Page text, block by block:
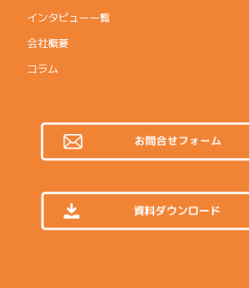
インタビュー一覧
会社概要
コラム